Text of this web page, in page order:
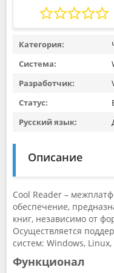
Категория:
Система:
Разработчик:
Статус:
Русский язык:
Описание
Cool Reader –
обеспечение,
книг, независимо от
Осуществляется
систем: Windows,
Функционал